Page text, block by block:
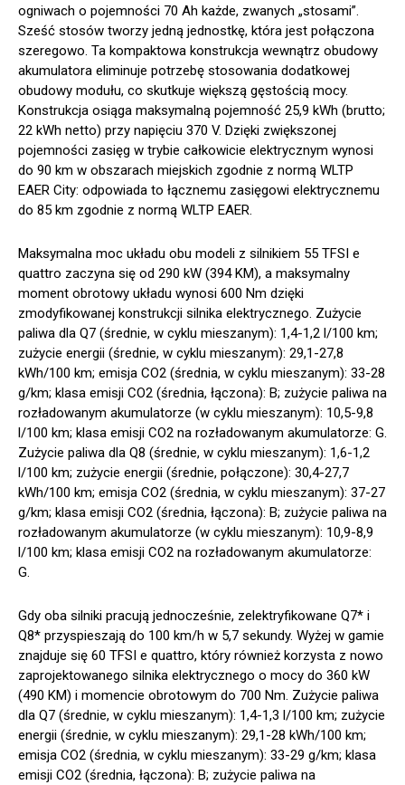
ogniwach o pojemności 70 Ah każde, zwanych „stosami”.
Sześć stosów tworzy jedną jednostkę, która jest połączona
szeregowo. Ta kompaktowa konstrukcja wewnątrz obudowy
akumulatora eliminuje potrzebę stosowania dodatkowej
obudowy modułu, co skutkuje większą gęstością mocy.
Konstrukcja osiąga maksymalną pojemność 25,9 kWh (brutto;
22 kWh netto) przy napięciu 370 V. Dzięki zwiększonej
pojemności zasięg w trybie całkowicie elektrycznym wynosi
do 90 km w obszarach miejskich zgodnie z normą WLTP
EAER City: odpowiada to łącznemu zasięgowi elektrycznemu
do 85 km zgodnie z normą WLTP EAER.
Maksymalna moc układu obu modeli z silnikiem 55 TFSI e
quattro zaczyna się od 290 kW (394 KM), a maksymalny
moment obrotowy układu wynosi 600 Nm dzięki
zmodyfikowanej konstrukcji silnika elektrycznego. Zużycie
paliwa dla Q7 (średnie, w cyklu mieszanym): 1,4-1,2 l/100 km;
zużycie energii (średnie, w cyklu mieszanym): 29,1-27,8
kWh/100 km; emisja CO2 (średnia, w cyklu mieszanym): 33-28
g/km; klasa emisji CO2 (średnia, łączona): B; zużycie paliwa na
rozładowanym akumulatorze (w cyklu mieszanym): 10,5-9,8
l/100 km; klasa emisji CO2 na rozładowanym akumulatorze: G.
Zużycie paliwa dla Q8 (średnie, w cyklu mieszanym): 1,6-1,2
l/100 km; zużycie energii (średnie, połączone): 30,4-27,7
kWh/100 km; emisja CO2 (średnia, w cyklu mieszanym): 37-27
g/km; klasa emisji CO2 (średnia, łączona): B; zużycie paliwa na
rozładowanym akumulatorze (w cyklu mieszanym): 10,9-8,9
l/100 km; klasa emisji CO2 na rozładowanym akumulatorze:
G.
Gdy oba silniki pracują jednocześnie, zelektryfikowane Q7* i
Q8* przyspieszają do 100 km/h w 5,7 sekundy. Wyżej w gamie
znajduje się 60 TFSI e quattro, który również korzysta z nowo
zaprojektowanego silnika elektrycznego o mocy do 360 kW
(490 KM) i momencie obrotowym do 700 Nm. Zużycie paliwa
dla Q7 (średnie, w cyklu mieszanym): 1,4-1,3 l/100 km; zużycie
energii (średnie, w cyklu mieszanym): 29,1-28 kWh/100 km;
emisja CO2 (średnia, w cyklu mieszanym): 33-29 g/km; klasa
emisji CO2 (średnia, łączona): B; zużycie paliwa na